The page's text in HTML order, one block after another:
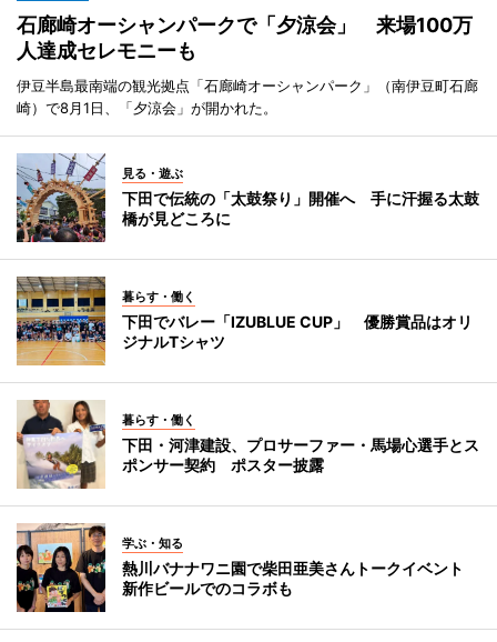
石廊崎オーシャンパークで「夕涼会」 来場100万
人達成セレモニーも
伊豆半島最南端の観光拠点「石廊崎オーシャンパーク」（南伊豆町石廊
崎）で8月1日、「夕涼会」が開かれた。
見る・遊ぶ
下田で伝統の「太鼓祭り」開催へ 手に汗握る太鼓
橋が見どころに
暮らす・働く
下田でバレー「IZUBLUE CUP」 優勝賞品はオリ
ジナルTシャツ
暮らす・働く
下田・河津建設、プロサーファー・馬場心選手とス
ポンサー契約 ポスター披露
学ぶ・知る
熱川バナナワニ園で柴田亜美さんトークイベント
新作ビールでのコラボも